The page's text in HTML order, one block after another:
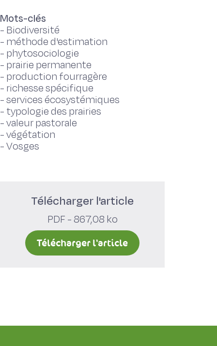
Mots-clés
- Biodiversité
- méthode d'estimation
- phytosociologie
- prairie permanente
- production fourragère
- richesse spécifique
-services écosystémiques
- typologie des prairies
-valeur pastorale
-végétation
-Vosges
Télécharger l'article
PDF - 867,08 ko
Télécharger l'article